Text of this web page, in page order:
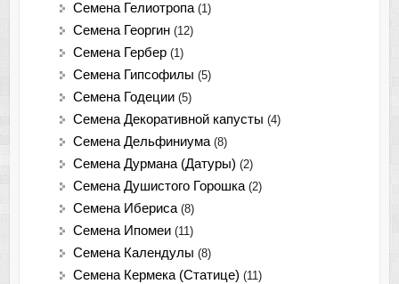
Семена Гелиотропа (1)
Семена Георгин (12)
Семена Гербер (1)
Семена Гипсофилы (5)
Семена Годеции (5)
Семена Декоративной капусты (4)
Семена Дельфиниума (8)
Семена Дурмана (Датуры) (2)
Семена Душистого Горошка (2)
Семена Ибериса (8)
Семена Ипомеи (11)
Семена Календулы (8)
Семена Кермека (Статице) (11)